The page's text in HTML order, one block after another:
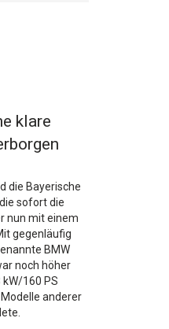
klare
die Bayerische
sofort die
nun mit einem
gegenläufig
BMW
noch höher
160 PS
anderer